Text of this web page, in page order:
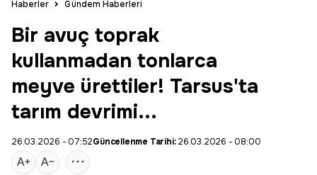
Haberler Gündem Haberleri
Bir avuç toprak
kullanmadan tonlarca
meyve ürettiler! Tarsus'ta
tarım devrimi...
26.03.2026 - 07:52Güncellenme Tarihi:26.03.2026 - 08:00